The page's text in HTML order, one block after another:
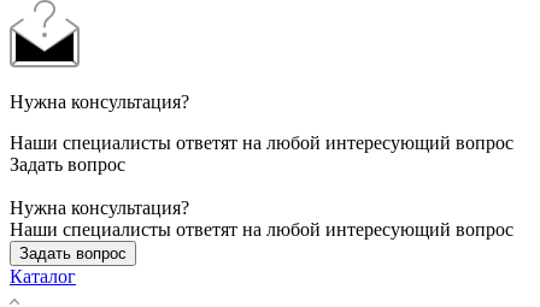
Нужна консультация?
Наши специалисты ответят на любой интересующий вопрос
Задать вопрос
Нужна консультация?
Наши специалисты ответят на любой интересующий вопрос
Задать вопрос
Каталог